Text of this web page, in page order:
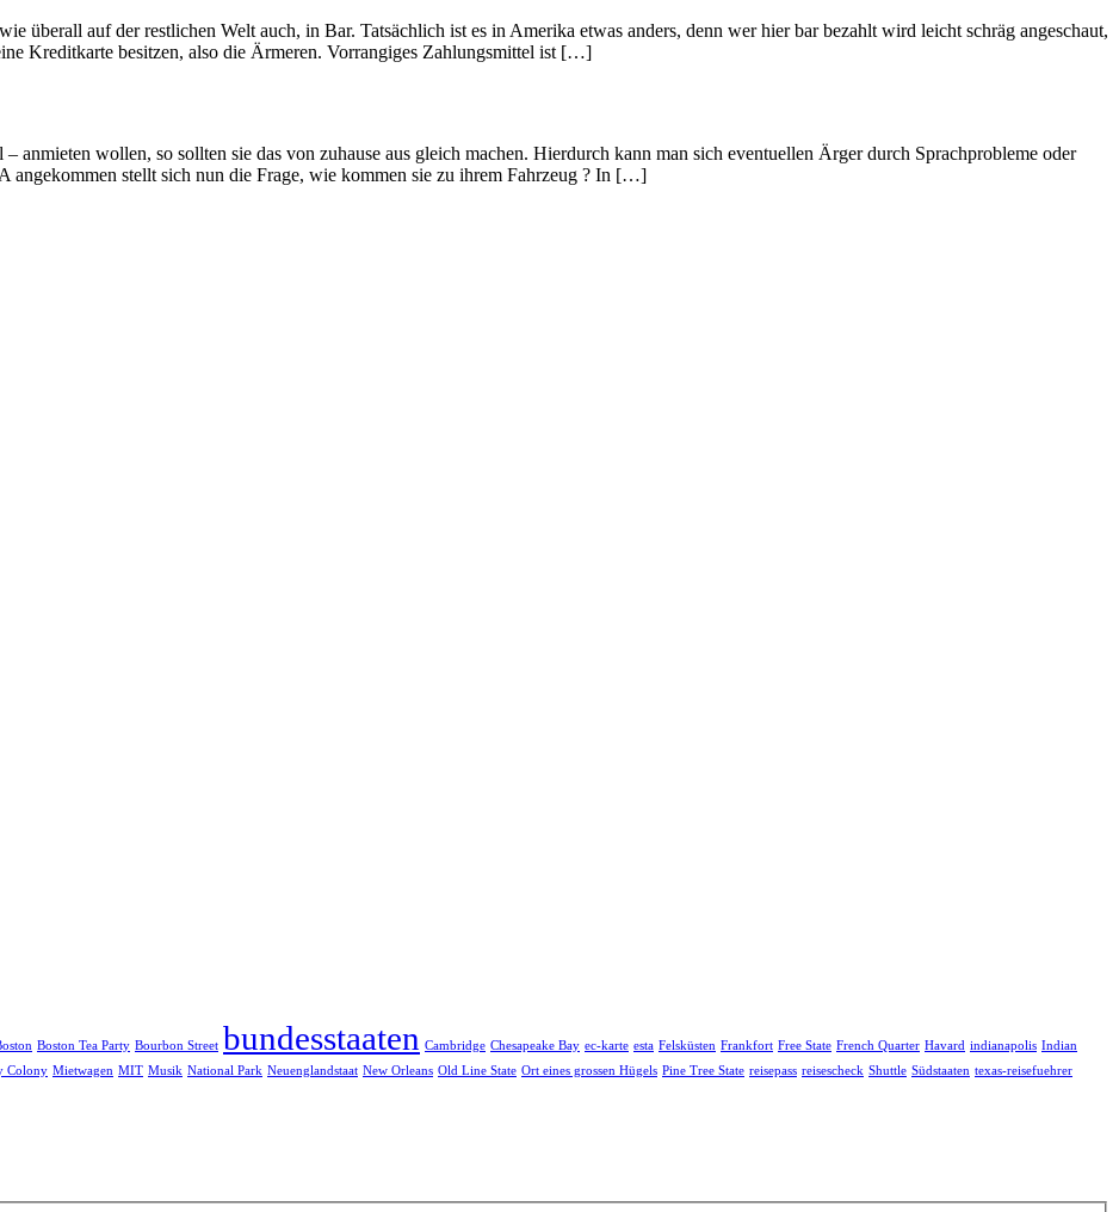
überall auf der restlichen Welt auch, in Bar. Tatsächlich ist es in Amerika etwas anders, denn wer hier bar bezahlt wird leicht schräg angeschaut,
Kreditkarte besitzen, also die Ärmeren. Vorrangiges Zahlungsmittel ist […]
anmieten wollen, so sollten sie das von zuhause aus gleich machen. Hierdurch kann man sich eventuellen Ärger durch Sprachprobleme oder
angekommen stellt sich nun die Frage, wie kommen sie zu ihrem Fahrzeug ? In […]
Boston Tea Party Bourbon Street bundesstaaten Cambridge Chesapeake Bay ec-karte esta Felsküsten Frankfort Free State French Quarter Havard indianapolis Indian
Colony Mietwagen MIT Musik National Park Neuenglandstaat New Orleans Old Line State Ort eines grossen Hügels Pine Tree State reisepass reisescheck Shuttle Südstaaten texas-reisefuehrer